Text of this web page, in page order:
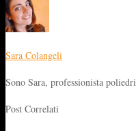
Sara Colangeli
Sono Sara, professionista
Post Correlati